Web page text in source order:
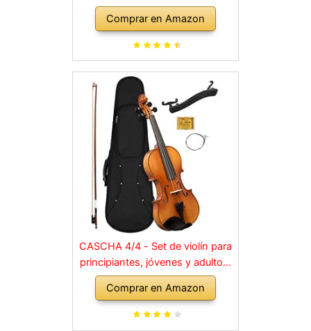
Comprar en Amazon
CASCHA 4/4 - Set de violín para
principiantes, jóvenes y adultos,
violín macizo con arco, colofonia,
cuerdas de repuesto, soporte
para hombro, maletín, abeto
Comprar en Amazon